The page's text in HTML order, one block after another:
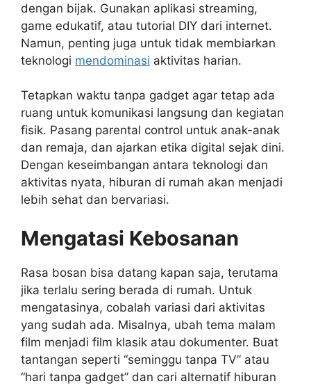
dengan bijak. Gunakan aplikasi streaming,
game edukatif, atau tutorial DIY dari internet.
Namun, penting juga untuk tidak membiarkan
teknologi mendominasi aktivitas harian.
Tetapkan waktu tanpa gadget agar tetap ada
ruang untuk komunikasi langsung dan kegiatan
fisik. Pasang parental control untuk anak-anak
dan remaja, dan ajarkan etika digital sejak dini.
Dengan keseimbangan antara teknologi dan
aktivitas nyata, hiburan di rumah akan menjadi
lebih sehat dan bervariasi.
Mengatasi Kebosanan
Rasa bosan bisa datang kapan saja, terutama
jika terlalu sering berada di rumah. Untuk
mengatasinya, cobalah variasi dari aktivitas
yang sudah ada. Misalnya, ubah tema malam
film menjadi film klasik atau dokumenter. Buat
tantangan seperti “seminggu tanpa TV” atau
“hari tanpa gadget” dan cari alternatif hiburan